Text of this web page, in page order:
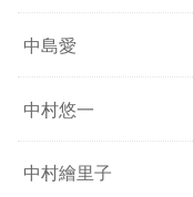
中島愛
中村悠一
中村繪里子